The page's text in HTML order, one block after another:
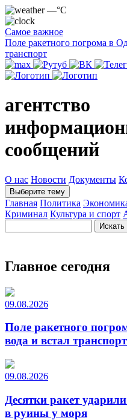
—°C
Самое важное
Поле ракетного погрома в
транспорт
агентство
сообщений
О нас Новости Документы
Выберите тему
Главная Политика
Криминал Культура и спорт
Главное сегодня
09.08.2026
Поле ракетного
вода и встал транспорт
09.08.2026
Десятки ракет
в руины у моря